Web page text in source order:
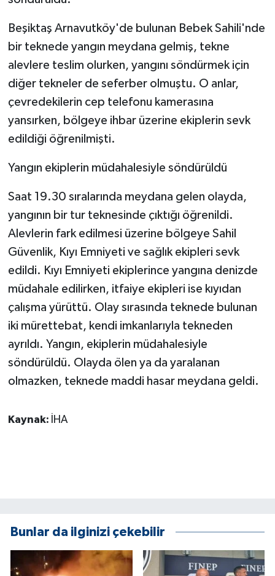
Beşiktaş Arnavutköy'de bulunan Bebek Sahili'nde
bir teknede yangın meydana gelmiş, tekne
alevlere teslim olurken, yangını söndürmek için
diğer tekneler de seferber olmuştu. O anlar,
çevredekilerin cep telefonu kamerasına
yansırken, bölgeye ihbar üzerine ekiplerin sevk
edildiği öğrenilmişti.
Yangın ekiplerin müdahalesiyle söndürüldü
Saat 19.30 sıralarında meydana gelen olayda,
yangının bir tur teknesinde çıktığı öğrenildi.
Alevlerin fark edilmesi üzerine bölgeye Sahil
Güvenlik, Kıyı Emniyeti ve sağlık ekipleri sevk
edildi. Kıyı Emniyeti ekiplerince yangına denizde
müdahale edilirken, itfaiye ekipleri ise kıyıdan
çalışma yürüttü. Olay sırasında teknede bulunan
iki mürettebat, kendi imkanlarıyla tekneden
ayrıldı. Yangın, ekiplerin müdahalesiyle
söndürüldü. Olayda ölen ya da yaralanan
olmazken, teknede maddi hasar meydana geldi.
Kaynak: İHA
Bunlar da ilginizi çekebilir
GÜNDEM
Güvenlik
İNSAN
İş Dünyası
Kadın
KÜLTÜR SANAT
MAGAZİN
Otomobil
POLİTİKA
SİYASET
ÜLKE GÜNDEMİ